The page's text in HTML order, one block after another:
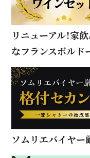
リニューアル！家
なフランスボルド
ソムリエバイヤー